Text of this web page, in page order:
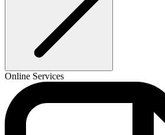
Online Services